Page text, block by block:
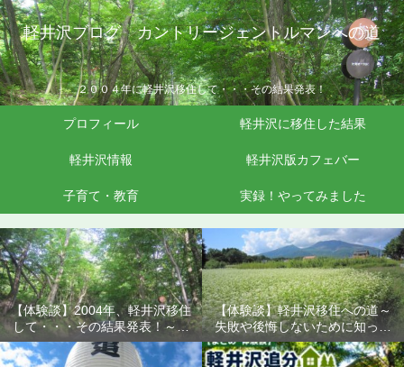
軽井沢ブログ カントリージェントルマンへの道
２００４年に軽井沢移住して・・・その結果発表！
プロフィール 軽井沢に移住した結果
軽井沢情報 軽井沢版カフェバー
子育て・教育 実録！やってみました
【体験談】2004年、軽井沢移住
して・・・その結果発表！～失
敗や後悔しないために知ってお
きたいこと
【体験談】軽井沢移住への道～
失敗や後悔しないために知って
おきたいこと